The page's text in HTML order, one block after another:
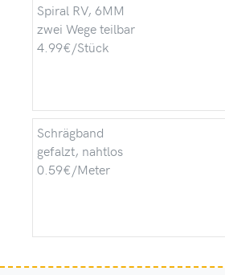
Spiral RV, 6MM
zwei Wege teilbar
4.99€/Stück
Schrägband
gefalzt, nahtlos
0.59€/Meter